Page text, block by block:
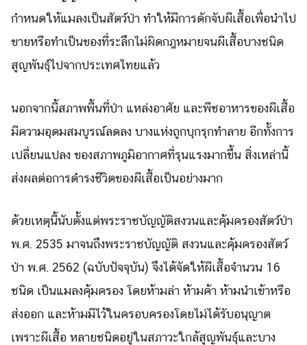
Search
for:
Search
กำหนดให้แมลงเป็นสัตว์ป่า ทำให้มีการดักจับผีเสื้อเพื่อนำไป
ขายหรือทำเป็นของที่ระลึกไม่ผิดกฎหมายจนผีเสื้อบางชนิด
สูญพันธุ์ไปจากประเทศไทยแล้ว
นอกจากนี้สภาพพื้นที่ป่า แหล่งอาศัย และพืชอาหารของผีเสื้อ
มีความอุดมสมบูรณ์ลดลง บางแห่งถูกบุกรุกทำลาย อีกทั้งการ
เปลี่ยนแปลง ของสภาพภูมิอากาศที่รุนแรงมากขึ้น สิ่งเหล่านี้
ส่งผลต่อการดำรงชีวิตของผีเสื้อเป็นอย่างมาก
ด้วยเหตุนี้นับตั้งแต่พระราชบัญญัติสงวนและคุ้มครองสัตว์ป่า
พ.ศ. 2535 มาจนถึงพระราชบัญญัติ สงวนและคุ้มครองสัตว์
ป่า พ.ศ. 2562 (ฉบับปัจจุบัน) จึงได้จัดให้ผีเสื้อจำนวน 16
ชนิด เป็นแมลงคุ้มครอง โดยห้ามล่า ห้ามค้า ห้ามนำเข้าหรือ
ส่งออก และห้ามมีไว้ในครอบครองโดยไม่ได้รับอนุญาต
เพราะผีเสื้อ หลายชนิดอยู่ในสภาวะใกล้สูญพันธุ์และบาง